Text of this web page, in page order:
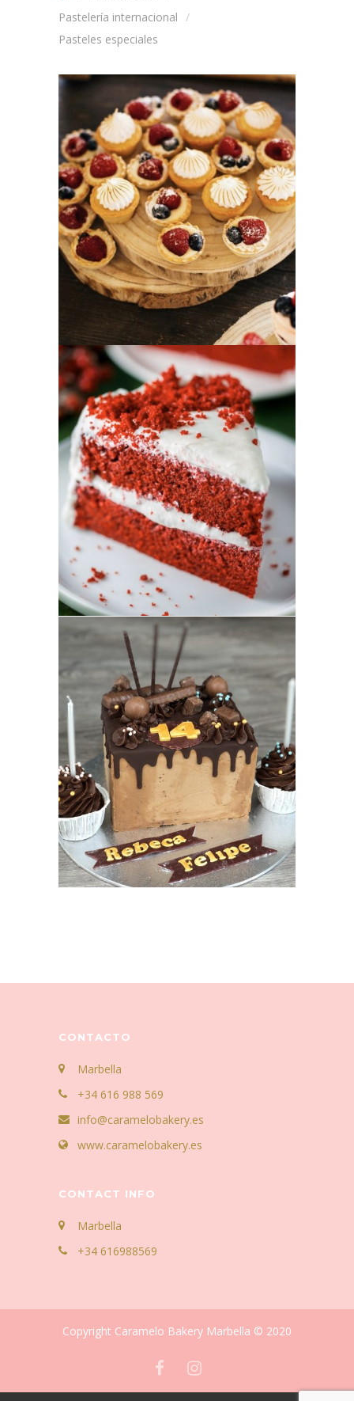
Pastelería internacional
Pasteles especiales
Mini pasteles
Pastelería Internacional
CONTACTO
Marbella
+34 616 988 569
info@caramelobakery.es
www.caramelobakery.es
CONTACT INFO
Marbella
+34 616988569
Copyright Caramelo Bakery Marbella © 2020